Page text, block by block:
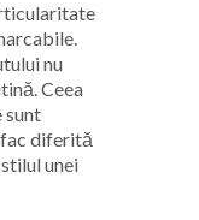
nu
Ceea
sunt
diferită
unei